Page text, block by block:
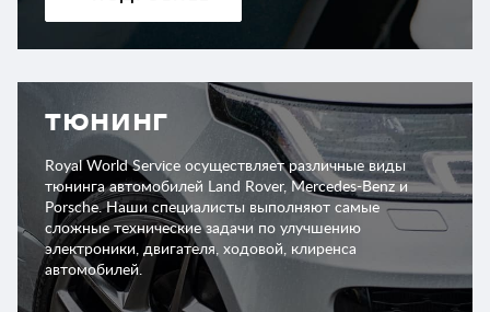
ТЮНИНГ
Royal World Service осуществляет различные виды
тюнинга автомобилей Land Rover, Mercedes-Benz и
Porsche. Наши специалисты выполняют самые
сложные технические задачи по улучшению
электроники, двигателя, ходовой, клиренса
автомобилей.